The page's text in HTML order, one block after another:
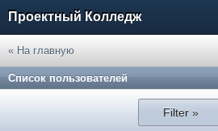
Проектный Колледж
« На главную
Список пользователей
Filter »